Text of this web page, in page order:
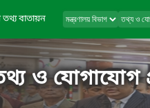
বাতায়ন
ও যোগাযোগ